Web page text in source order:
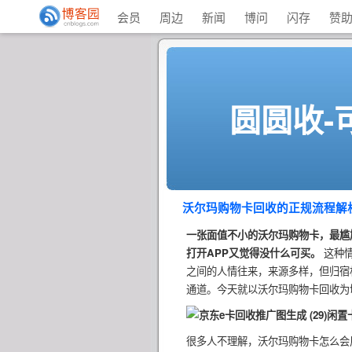
会员 周边 新闻 博问 闪存 赞
圆圆收-
沃尔玛购物卡回收的正规流程解
一张面值不小的沃尔玛购物卡，最
打开APP又觉得没什么可买。
这种
之间的人情往来，来源多样，但归
通道。今天就以沃尔玛购物卡回收
闲置
很多人不理解，沃尔玛购物卡怎么